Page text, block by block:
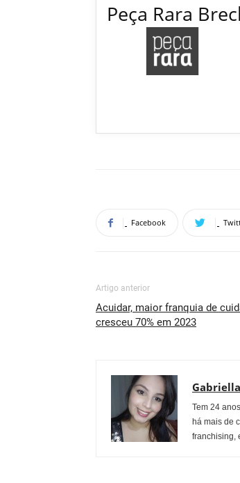
Peça Rara
Facebook
Artigo anterior
Acuidar, maior franquia de
cresceu 70% em 2023
Tem 24
há mais de
franchising,